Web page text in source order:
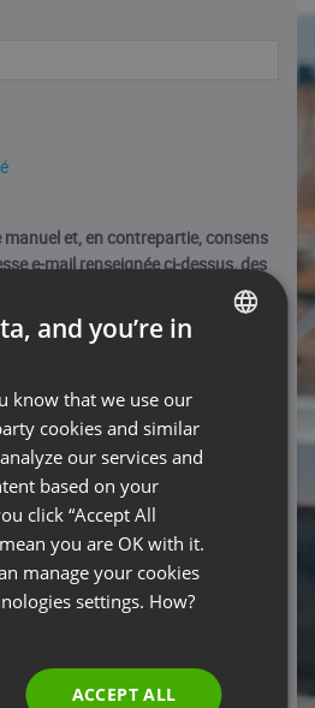
et, en contrepartie, consens
e-mail renseignée ci-dessus, des
de la part de ClickMeeting Sp.
est établi à Gdansk, Pologne.
relatives à ses produits, services,
offres spéciales, actualités et
que mes informations
à la politique de
clickmeeting.com/fr/legal.
renseignées dans le
facultatives mais nécessaires à la
suis également informé(e) de mon
ce consentement.
NOW
FRENCH
POLISH
RUSSIAN
SPANISH
PORTUGUESE
and you’re in
know that we use our
cookies and similar
our services and
based on your
click “Accept All
you are OK with it.
manage your cookies
settings. How?
ACCEPT ALL